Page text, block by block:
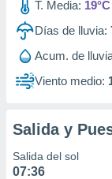
T. Media: 19°C
Días de lluvia:
Acum. de
Viento medio:
Salida y
Salida del sol
07:36